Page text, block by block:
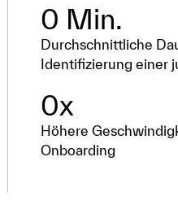
0 Min.
Durchschnittliche
Identifizierung einer
0x
Höhere
Onboarding